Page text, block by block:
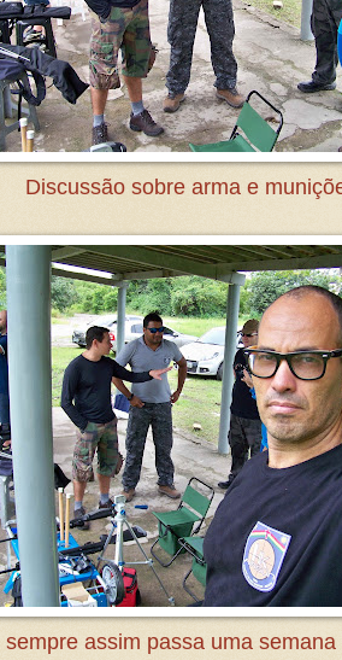
Discussão sobre arma e
assim passa uma